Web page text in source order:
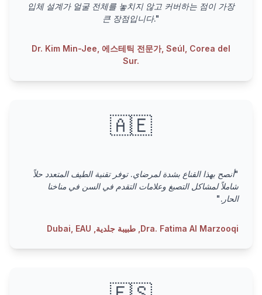
입체 설계가 얼굴 전체를 놓치지 않고 커버하는 점이 가장
큰 장점입니다."
Dr. Kim Min-Jee, 에스테틱 전문가, Seúl, Corea del
Sur.
🇦🇪
"أنصح بهذا القناع بشدة لمرضاي. توفر تقنية الطيف المتعدد حلاً
شاملاً لمشاكل التصبغ وعلامات التقدم في السن في مناخنا
الحار."
Dra. Fatima Al Marzooqi, طبيبة جلدية, Dubai, EAU